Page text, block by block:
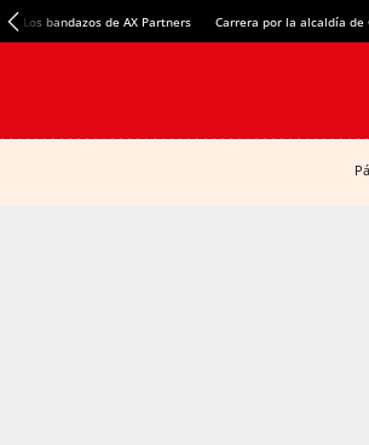
Los bandazos de AX Partners Carrera por la alcaldía de